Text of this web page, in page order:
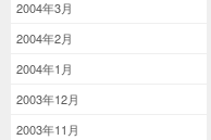
2004年3月
2004年2月
2004年1月
2003年12月
2003年11月